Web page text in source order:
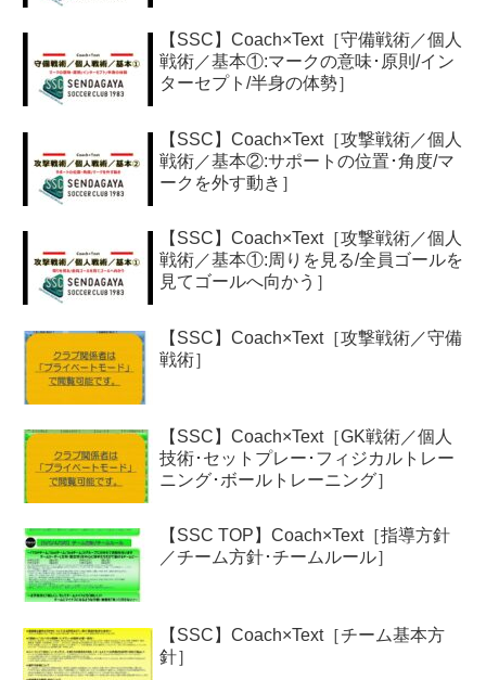
【SSC】Coach×Text［守備戦術／個人
戦術／基本①:マークの意味･原則/イン
ターセプト/半身の体勢］
【SSC】Coach×Text［攻撃戦術／個人
戦術／基本②:サポートの位置･角度/マ
ークを外す動き］
【SSC】Coach×Text［攻撃戦術／個人
戦術／基本①:周りを見る/全員ゴールを
見てゴールへ向かう］
【SSC】Coach×Text［攻撃戦術／守備
戦術］
【SSC】Coach×Text［GK戦術／個人
技術･セットプレー･フィジカルトレー
ニング･ボールトレーニング］
【SSC TOP】Coach×Text［指導方針
／チーム方針･チームルール］
【SSC】Coach×Text［チーム基本方
針］